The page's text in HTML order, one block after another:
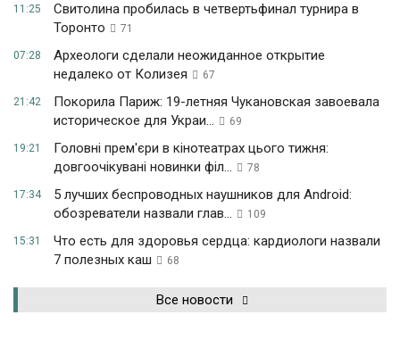
11:25
Свитолина пробилась в четвертьфинал турнира в
Торонто
71
07:28
Археологи сделали неожиданное открытие
недалеко от Колизея
67
21:42
Покорила Париж: 19-летняя Чукановская завоевала
историческое для Украи...
69
19:21
Головні прем'єри в кінотеатрах цього тижня:
довгоочікувані новинки філ...
78
17:34
5 лучших беспроводных наушников для Android:
обозреватели назвали глав...
109
15:31
Что есть для здоровья сердца: кардиологи назвали
7 полезных каш
68
Все новости